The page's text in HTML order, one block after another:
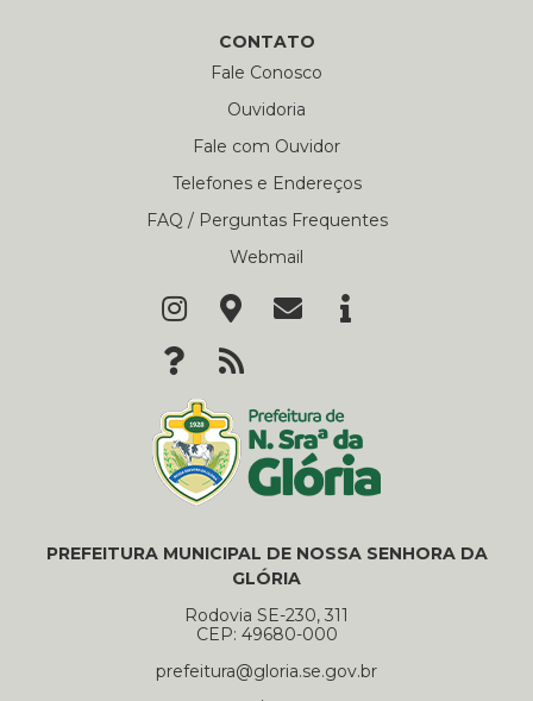
CONTATO
Fale Conosco
Ouvidoria
Fale com Ouvidor
Telefones e Endereços
FAQ / Perguntas Frequentes
Webmail
PREFEITURA MUNICIPAL DE NOSSA SENHORA DA
GLÓRIA
Rodovia SE-230, 311
CEP: 49680-000
prefeitura@gloria.se.gov.br